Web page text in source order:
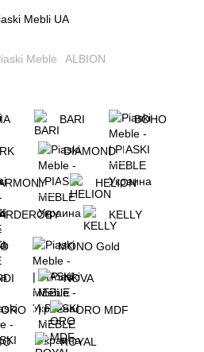
Meble ALBION
BARI BOHO
DIAMOND
HELION
KELLY
MONO Gold
NOVA
ORO ORO MDF
ROYAL